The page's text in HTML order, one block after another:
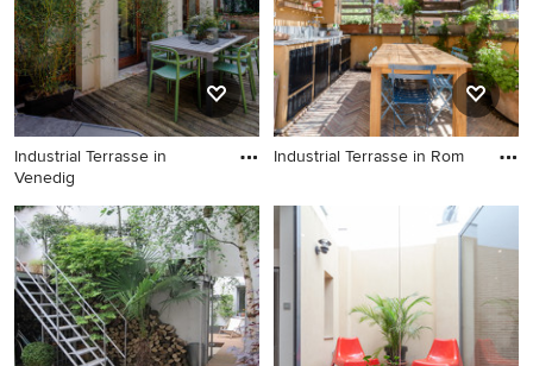
Industrial Terrasse in
Venedig
Industrial Terrasse in Venedig
Industrial Terrasse in Rom